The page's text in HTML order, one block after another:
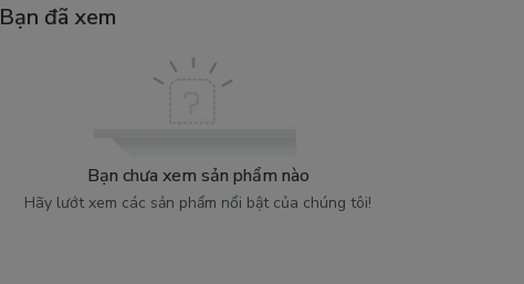
Bạn đã xem
Bạn chưa xem sản phẩm nào
Hãy lướt xem các sản phẩm nổi bật của chúng tôi!